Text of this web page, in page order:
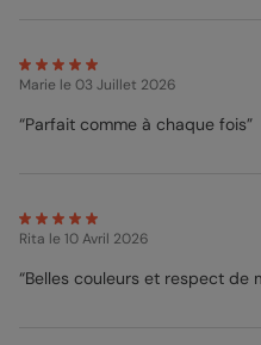
certains aspects de la carte
fond. Choisissez ensuite un de
conseillons le papier satiné
Cindy - Designer
Marie le 03 Juillet 2026
“Parfait comme à chaque fois”
Rita le 10 Avril 2026
“Belles couleurs et respect de